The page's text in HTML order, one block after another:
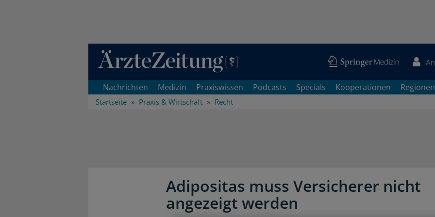
Direkt zum Inhaltsbereich
Nachrichten Medizin Praxiswissen Podcasts Specials Kooperationen Regionen
Startseite Praxis & Wirtschaft Recht
Adipositas muss Versicherer nicht
angezeigt werden